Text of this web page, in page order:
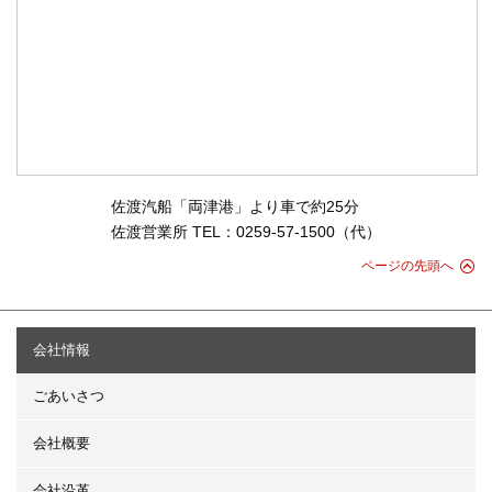
佐渡汽船「両津港」より車で約25分
佐渡営業所 TEL：0259-57-1500（代）
ページの先頭へ
会社情報
ごあいさつ
会社概要